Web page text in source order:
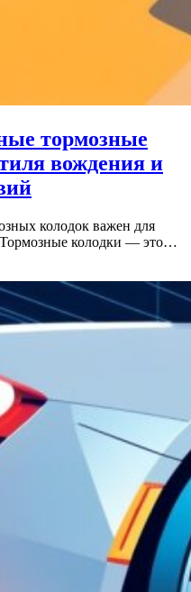
тормозные
вождения и
колодок важен для
колодки — это…